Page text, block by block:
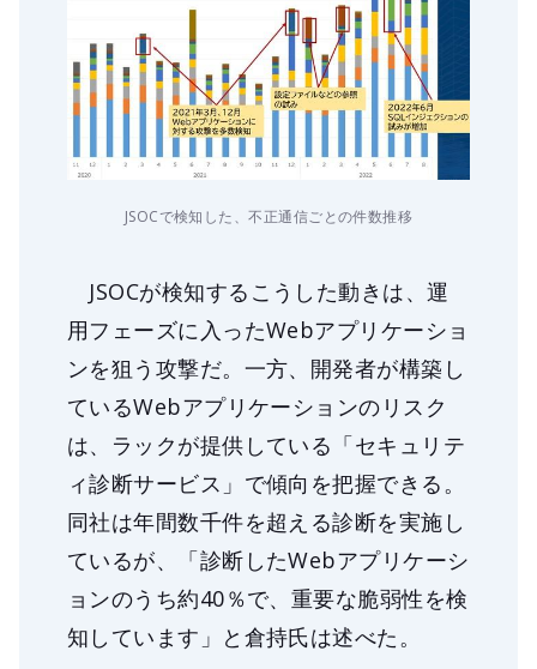
JSOCで検知した、不正通信ごとの件数推移
JSOCが検知するこうした動きは、運
用フェーズに入ったWebアプリケーショ
ンを狙う攻撃だ。一方、開発者が構築し
ているWebアプリケーションのリスク
は、ラックが提供している「セキュリテ
ィ診断サービス」で傾向を把握できる。
同社は年間数千件を超える診断を実施し
ているが、「診断したWebアプリケーシ
ョンのうち約40％で、重要な脆弱性を検
知しています」と倉持氏は述べた。